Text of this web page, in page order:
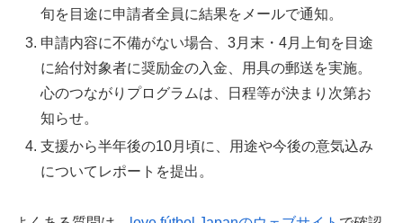
旬を目途に申請者全員に結果をメールで通知。
申請内容に不備がない場合、3月末・4月上旬を目途
に給付対象者に奨励金の入金、用具の郵送を実施。
心のつながりプログラムは、日程等が決まり次第お
知らせ。
支援から半年後の10月頃に、用途や今後の意気込み
についてレポートを提出。